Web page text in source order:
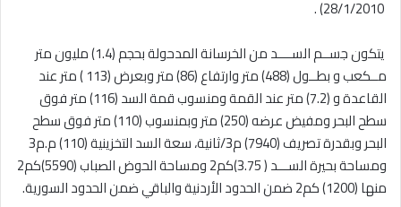
‎ يتكون جســم الســــد من الخرسانة المدحولة بحجم (1.4) مليون متر
مــكعب و بطــول (488) متر وارتفاع (86) متر وبعرض (113 ) متر عند
القاعدة و (7.2) متر عند القمة ومنسوب قمة السد (116) متر فوق
سطح البحر ومفيض عرضه (250) متر وبمنسوب (110) متر فوق سطح
البحر وبقدرة تصريف (7940) م3/ثانية، سعة السد التخزينية (110) م.م3
ومساحة بحيرة الســـد ( 3.75)كم2 ومساحة الحوض الصباب (5590)كم2
منها (1200) كم2 ضمن الحدود الأردنية والباقي ضمن الحدود السورية.